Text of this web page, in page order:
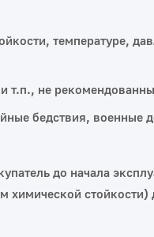
температуре,
т.п., не
бедствия, военные
до начала
химической стойкости)